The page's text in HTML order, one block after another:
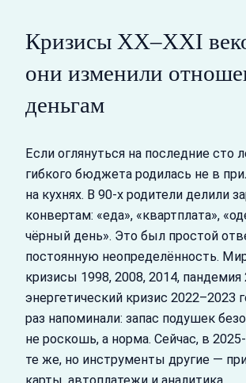
Кризисы XX–XXI
они изменили
деньгам
Если оглянуться на последние сто
гибкого бюджета родилась не в
на кухнях. В 90-х родители делили
конвертам: «еда», «квартплата»,
чёрный день». Это был простой
постоянную неопределённость.
кризисы 1998, 2008, 2014, пандемия
энергетический кризис 2022–2023
раз напоминали: запас подушек
не роскошь, а норма. Сейчас, в
те же, но инструменты другие —